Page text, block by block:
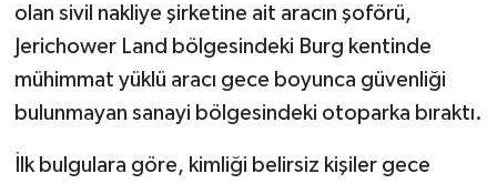
olan sivil nakliye şirketine ait aracın şoförü,
Jerichower Land bölgesindeki Burg kentinde
mühimmat yüklü aracı gece boyunca güvenliği
bulunmayan sanayi bölgesindeki otoparka bıraktı.
İlk bulgulara göre, kimliği belirsiz kişiler gece